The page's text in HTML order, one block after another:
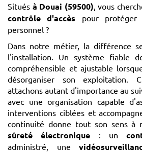
Situés à Douai (59500) , vous
contrôle d'accès pour
personnel ?
Dans notre métier, la différence
l'installation. Un système fiable
compréhensible et ajustable
désorganiser son exploitation.
attachons autant d'importance au
avec une organisation capable
interventions ciblées et
continuité donne tout son sens à
sûreté électronique : un
administré, une